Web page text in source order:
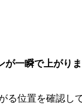
一瞬で上がりま
る位置を確認し